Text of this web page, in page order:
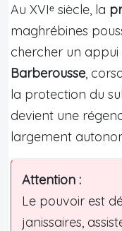
Au XVIᵉ siècle, la
maghrébines
chercher un appui
Barberousse,
la protection du
devient une
largement
Attention :
Le pouvoir est
janissaires,